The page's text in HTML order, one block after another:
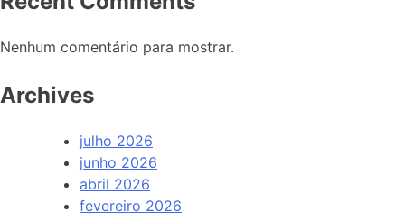
Nenhum comentário para mostrar.
Archives
julho 2026
junho 2026
abril 2026
fevereiro 2026